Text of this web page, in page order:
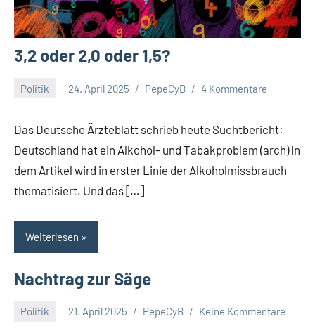
3,2 oder 2,0 oder 1,5?
Politik 24. April 2025 PepeCyB 4 Kommentare
Das Deutsche Ärzteblatt schrieb heute Suchtbericht:
Deutschland hat ein Alkohol- und Tabakproblem (arch) In
dem Artikel wird in erster Linie der Alkoholmissbrauch
thematisiert. Und das […]
Weiterlesen
Nachtrag zur Säge
Politik 21. April 2025 PepeCyB Keine Kommentare